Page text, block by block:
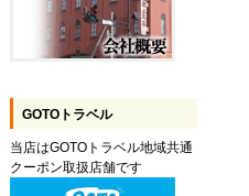
GOTOトラベル
当店はGOTOトラベル地域共通
クーポン取扱店舗です